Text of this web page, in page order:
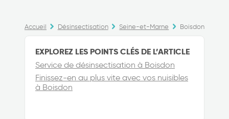
Accueil Désinsectisation Seine-et-Marne Boisdon
EXPLOREZ LES POINTS CLÉS DE L’ARTICLE
Service de désinsectisation à Boisdon
Finissez-en au plus vite avec vos nuisibles
à Boisdon